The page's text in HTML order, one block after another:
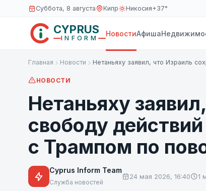
Суббота, 8 августа Кипр Никосия+37°
CYPRUS
INFORM
НовостиАфиша
Главная Новости Нетаньяху заявил, что Израиль
НОВОСТИ
Нетаньяху
свободу
с Трампом по
Cyprus Inform Team
Служба новостей
24 мая 2026, 16:40 1